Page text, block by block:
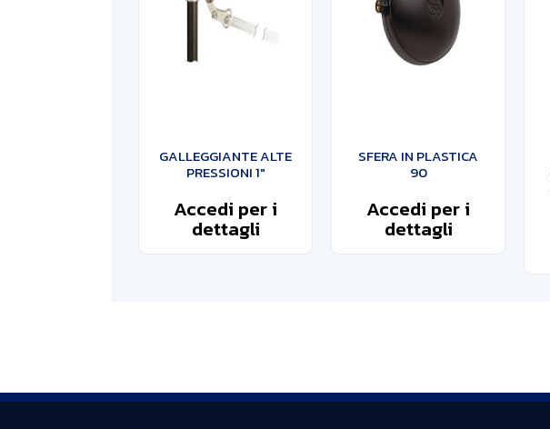
GALLEGGIANTE ALTE
PRESSIONI 1″
Accedi per i
dettagli
SFERA IN PLASTICA
90
Accedi per i
dettagli